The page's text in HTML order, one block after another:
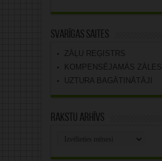
Svarīgas saites
ZĀĻU REĢISTRS
KOMPENSĒJAMĀS ZĀLES
UZTURA BAGĀTINĀTĀJI
Rakstu arhīvs